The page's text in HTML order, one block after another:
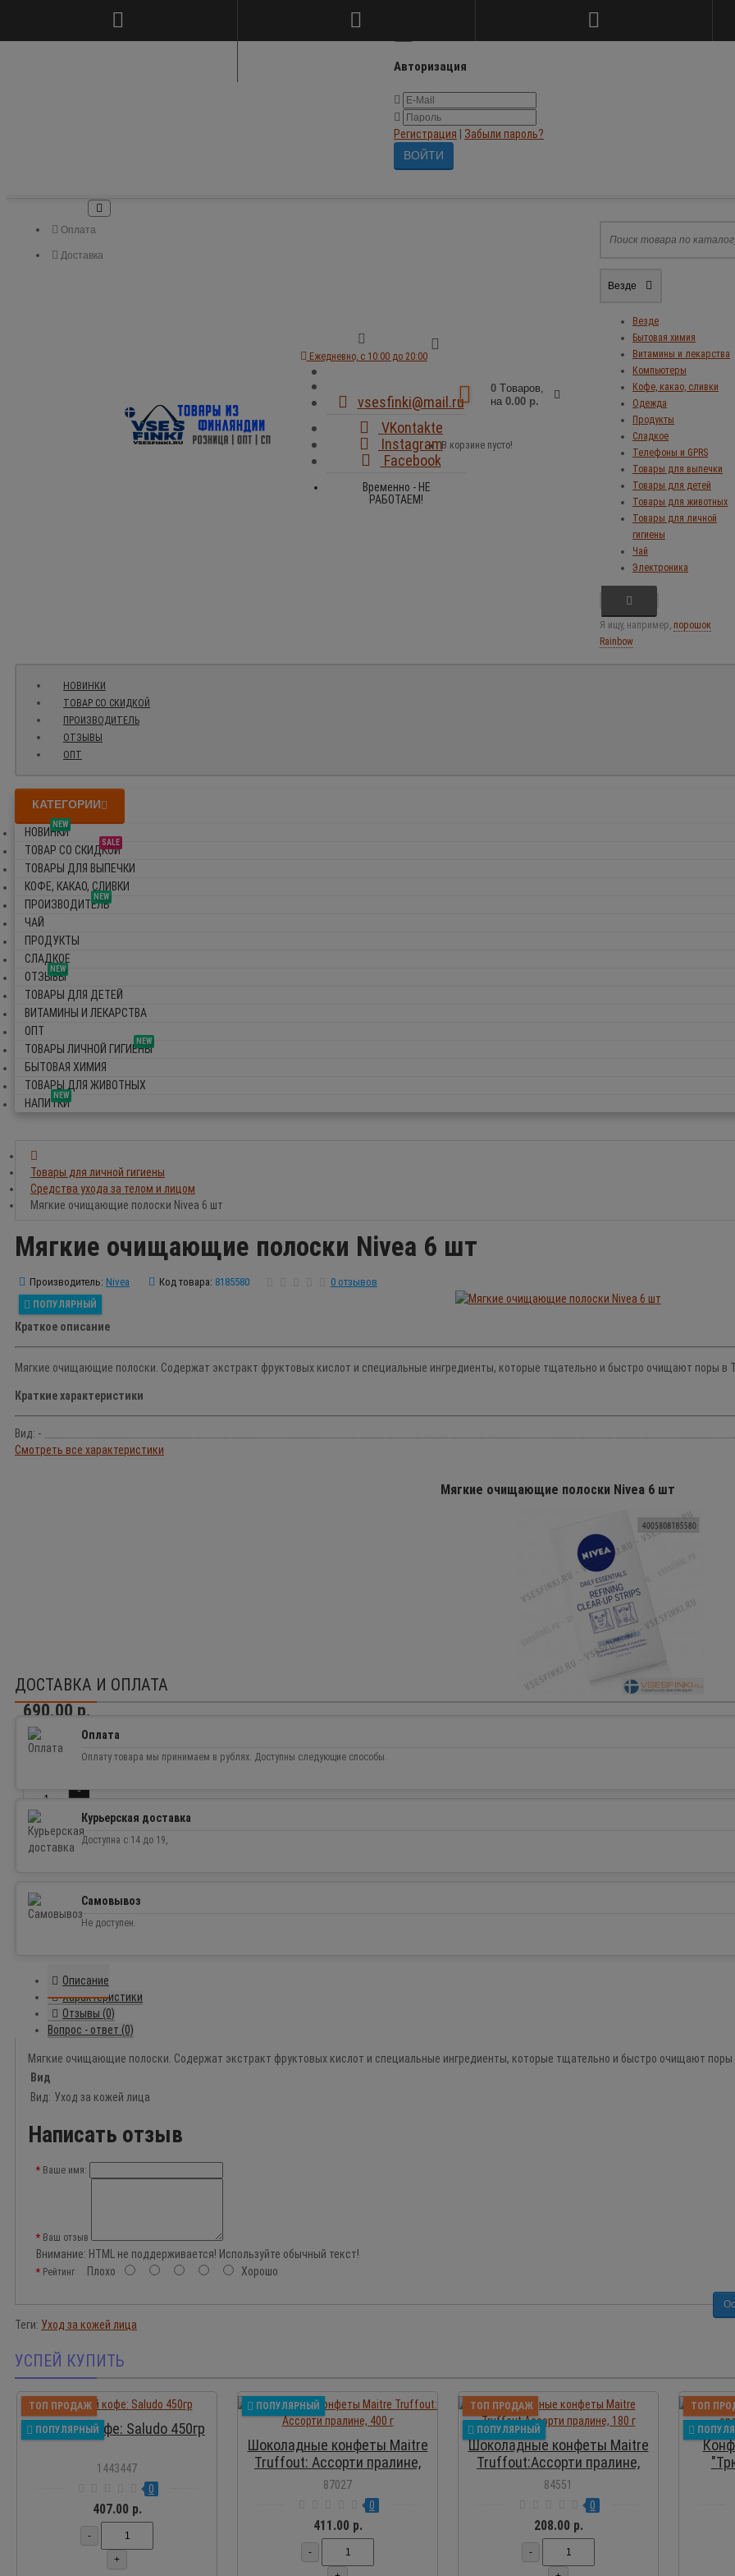
Авторизация
Регистрация Забыли пароль?
Оплата
Доставка
Ежедневно, с 10:00 до 20:00
vsesfinki@mail.ru
VKontakte
Instagram
Facebook
Временно - НЕ
РАБОТАЕМ!
0 Tоваров,
на 0.00 р.
В корзине пусто!
Везде
Везде
Бытовая химия
Витамины и лекарства
Компьютеры
Кофе, какао, сливки
Одежда
Продукты
Сладкое
Телефоны и GPRS
Товары для выпечки
Товары для детей
Товары для животных
Товары для личной
гигиены
Чай
Электроника
Я ищу, например, порошок
Rainbow
НОВИНКИ
ТОВАР СО СКИДКОЙ
ПРОИЗВОДИТЕЛЬ
ОТЗЫВЫ
ОПТ
КАТЕГОРИИ
NEW
НОВИНКИ
SALE
ТОВАР СО СКИДКОЙ
ТОВАРЫ ДЛЯ ВЫПЕЧКИ
КОФЕ, КАКАО, СЛИВКИ
NEW
ПРОИЗВОДИТЕЛЬ
ЧАЙ
ПРОДУКТЫ
СЛАДКОЕ
NEW
ОТЗЫВЫ
ТОВАРЫ ДЛЯ ДЕТЕЙ
ВИТАМИНЫ И ЛЕКАРСТВА
ОПТ
NEW
ТОВАРЫ ЛИЧНОЙ ГИГИЕНЫ
БЫТОВАЯ ХИМИЯ
ТОВАРЫ ДЛЯ ЖИВОТНЫХ
NEW
НАПИТКИ
Товары для личной гигиены
Средства ухода за телом и лицом
Мягкие очищающие полоски Nivea 6 шт
Мягкие очищающие полоски Nivea 6 шт
Производитель: Nivea Код товара: 8185580 0 отзывов
ПОПУЛЯРНЫЙ
Краткое описание
Мягкие очищающие полоски. Содержат экстракт фруктовых кислот и специальные ингредиенты, которые тщательно и быстро очищают поры в Т-
Краткие характеристики
Вид: -
Смотреть все характеристики
Мягкие очищающие полоски Nivea 6 шт
690.00 р.
Доступность: 0
ДОСТАВКА И ОПЛАТА
Оплата
Оплату товара мы принимаем в рублях. Доступны следующие способы.
Курьерская доставка
Доступна с 14 до 19,
Самовывоз
Не доступен.
Описание
Характеристики
Отзывы (0)
Вопрос - ответ (0)
Мягкие очищающие полоски. Содержат экстракт фруктовых кислот и специальные ингредиенты, которые тщательно и быстро очищают поры
Вид
Вид: Уход за кожей лица
Написать отзыв
Ваше имя:
Ваш отзыв
Внимание: HTML не поддерживается! Используйте обычный текст!
Рейтинг Плохо Хорошо
Теги: Уход за кожей лица
УСПЕЙ КУПИТЬ
ПРОСМОТР
ТОП ПРОДАЖ
ПОПУЛЯРНЫЙ
Молотый кофе: Saludo 450гр
1443447
0
407.00 р.
-
+
ПРОСМОТР
ПОПУЛЯРНЫЙ
Шоколадные конфеты Maitre
Truffout: Ассорти пралине,
400 г
87027
0
411.00 р.
-
ТОП ПРОДАЖ
ПОПУЛЯРНЫЙ
Шоколадные конфеты Maitre
Truffout:Ассорти пралине,
180 г
84551
0
208.00 р.
-
ТОП